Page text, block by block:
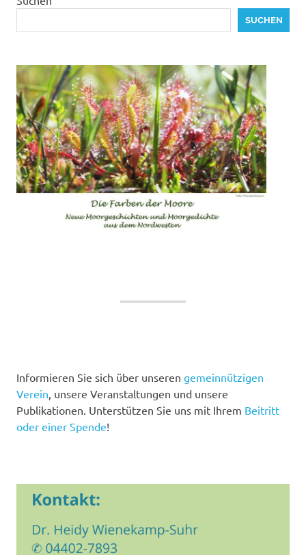
SUCHEN
Informieren Sie sich über unseren gemeinnützigen
Verein, unsere Veranstaltungen und unsere
Publikationen. Unterstützen Sie uns mit Ihrem Beitritt
oder einer Spende!